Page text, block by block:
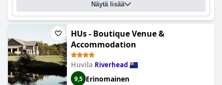
Näytä lisää
HUs - Boutique Venue &
Accommodation
Huvila Riverhead
9,5 Erinomainen